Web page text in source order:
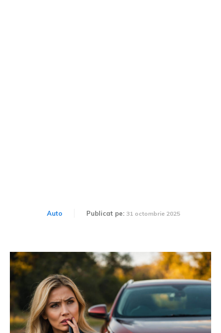
Auto Publicat pe: 31 octombrie 2025